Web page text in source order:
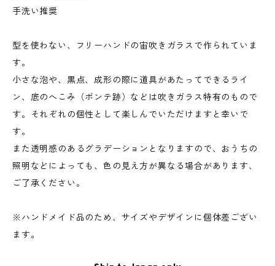
手洗い推奨
型を使わない、フリーハンドの宙吹きガラスで作られていま
す。
小さな泡や、黒点、成形の際に道具があたってできるライ
ン、底のへこみ（ポンテ跡）などは吹きガラス特有のもので
す。それぞれの個性として楽しんでいただけますと幸いで
す。
また透明感のあるグラデーションとなりますので、おうちの
照明などによっても、色の見え方が異なる場合があります、
ご了承ください。
※ハンドメイド品のため、サイズやデザインに個体差ござい
ます。